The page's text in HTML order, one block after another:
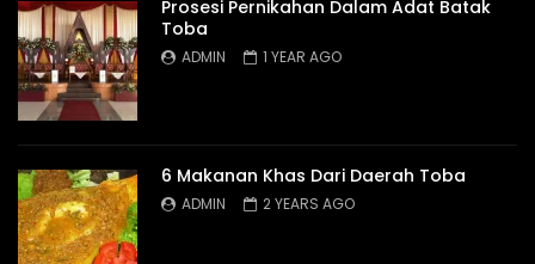
Prosesi Pernikahan Dalam Adat Batak
Toba
ADMIN 1 YEAR AGO
6 Makanan Khas Dari Daerah Toba
ADMIN 2 YEARS AGO